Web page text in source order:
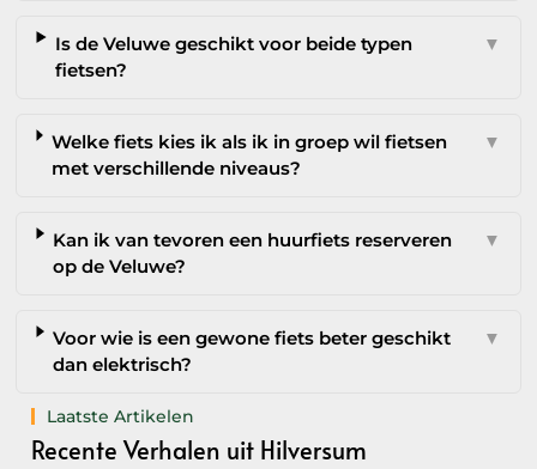
Is de Veluwe geschikt voor beide typen
fietsen?
▼
Welke fiets kies ik als ik in groep wil fietsen
met verschillende niveaus?
▼
Kan ik van tevoren een huurfiets reserveren
op de Veluwe?
▼
Voor wie is een gewone fiets beter geschikt
dan elektrisch?
▼
Laatste Artikelen
Recente Verhalen uit Hilversum